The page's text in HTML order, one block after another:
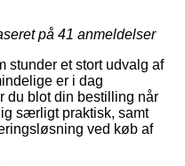
på 41 anmeldelser
stunder et stort udvalg af
er i dag
du blot din bestilling når
særligt praktisk, samt
ved køb af